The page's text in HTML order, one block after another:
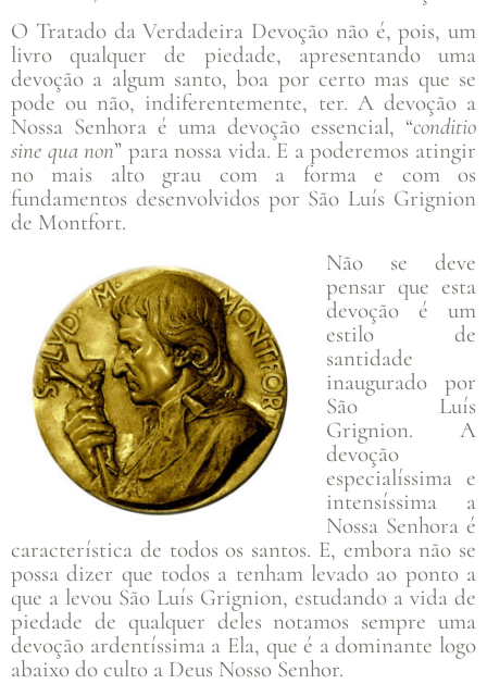
O Tratado da Verdadeira Devoção não é, pois, um
livro qualquer de piedade, apresentando uma
devoção a algum santo, boa por certo mas que se
pode ou não, indiferentemente, ter. A devoção a
Nossa Senhora é uma devoção essencial, “conditio
sine qua non” para nossa vida. E a poderemos atingir
no mais alto grau com a forma e com os
fundamentos desenvolvidos por São Luís Grignion
de Montfort.
Não se deve
pensar que esta
devoção é um
estilo de
santidade
inaugurado por
São Luís
Grignion. A
devoção
especialíssima e
intensíssima a
Nossa Senhora é
característica de todos os santos. E, embora não se
possa dizer que todos a tenham levado ao ponto a
que a levou São Luís Grignion, estudando a vida de
piedade de qualquer deles notamos sempre uma
devoção ardentíssima a Ela, que é a dominante logo
abaixo do culto a Deus Nosso Senhor.